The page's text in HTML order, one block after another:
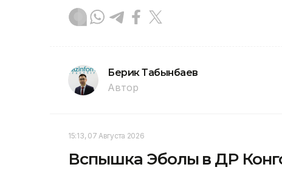
Берик Табынбаев
Автор
15:13, 07 Августа 2026
Вспышка Эболы в ДР